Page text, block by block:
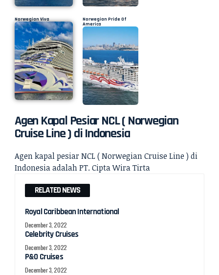
Norwegian Viva
Norwegian Pride Of
America
Agen Kapal Pesiar NCL ( Norwegian
Cruise Line ) di Indonesia
Agen kapal pesiarNCL ( Norwegian Cruise Line ) di
Indonesia adalah PT. Cipta Wira Tirta
RELATED NEWS
Royal Caribbean International
December 3, 2022
Celebrity Cruises
December 3, 2022
P&O Cruises
December 3, 2022